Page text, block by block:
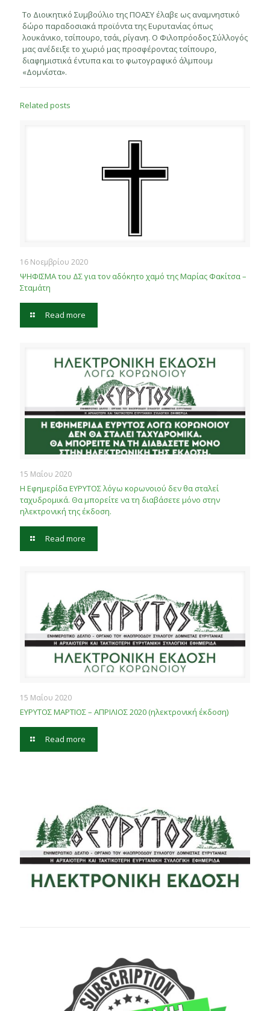
Το Διοικητικό Συμβούλιο της ΠΟΑΣΥ έλαβε ως αναμνηστικό
δώρο παραδοσιακά προϊόντα της Ευρυτανίας όπως
λουκάνικο, τσίπουρο, τσάι, ρίγανη. Ο Φιλοπρόοδος Σύλλογός
μας ανέδειξε το χωριό μας προσφέροντας τσίπουρο,
διαφημιστικά έντυπα και το φωτογραφικό άλμπουμ
«Δομνίστα».
Related posts
16 Νοεμβρίου 2020
ΨΗΦΙΣΜΑ του ΔΣ για τον αδόκητο χαμό της Μαρίας Φακίτσα –
Σταμάτη
Read more
15 Μαΐου 2020
Η Εφημερίδα ΕΥΡΥΤΟΣ λόγω κορωνοιού δεν θα σταλεί
ταχυδρομικά. Θα μπορείτε να τη διαβάσετε μόνο στην
ηλεκτρονική της έκδοση.
Read more
15 Μαΐου 2020
ΕΥΡΥΤΟΣ ΜΑΡΤΙΟΣ – ΑΠΡΙΛΙΟΣ 2020 (ηλεκτρονική έκδοση)
Read more